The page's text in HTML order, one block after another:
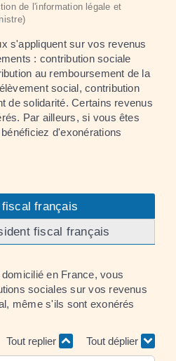
de l'information légale et
s'appliquent sur vos revenus
: contribution sociale
au remboursement de la
social, contribution
de solidarité. Certains revenus
Par ailleurs, si vous êtes
d'exonérations
français
fiscal français
en France, vous
sociales sur vos revenus
même s'ils sont exonérés
Tout replier
Tout déplier